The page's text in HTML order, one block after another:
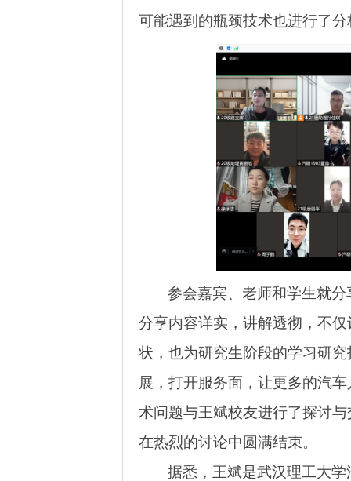
可能遇到的瓶颈技术也进行了
参会嘉宾、老师和学生就
分享内容详实，讲解透彻，不
状，也为研究生阶段的学习研
展，打开服务面，让更多的汽
术问题与王斌校友进行了探讨
在热烈的讨论中圆满结束。
据悉，王斌是武汉理工大